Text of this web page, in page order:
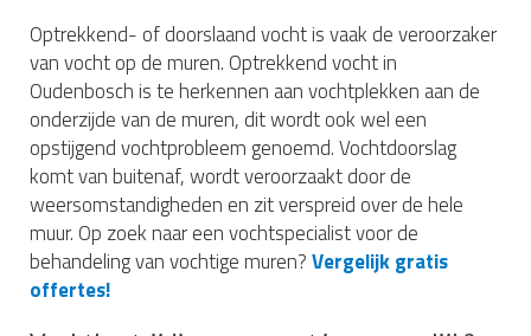
Optrekkend- of doorslaand vocht is vaak de veroorzaker
van vocht op de muren. Optrekkend vocht in
Oudenbosch is te herkennen aan vochtplekken aan de
onderzijde van de muren, dit wordt ook wel een
opstijgend vochtprobleem genoemd. Vochtdoorslag
komt van buitenaf, wordt veroorzaakt door de
weersomstandigheden en zit verspreid over de hele
muur. Op zoek naar een vochtspecialist voor de
behandeling van vochtige muren?Vergelijk gratis
offertes!